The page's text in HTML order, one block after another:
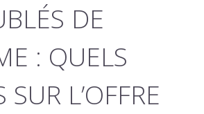
DE
: QUELS
SUR L’OFFRE